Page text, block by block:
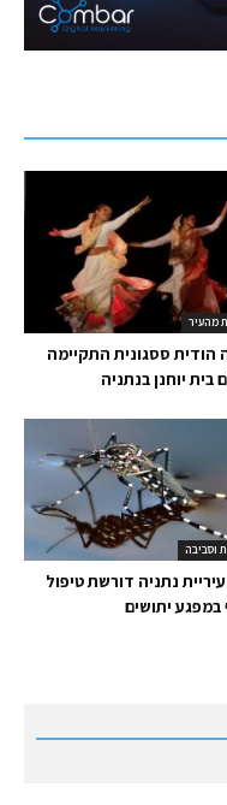
מהעיר
הודית ססגונית התקיימה
בית יוחנן בנתניה
וסביבה
נתניה דורשת טיפול
במפגע יתושים